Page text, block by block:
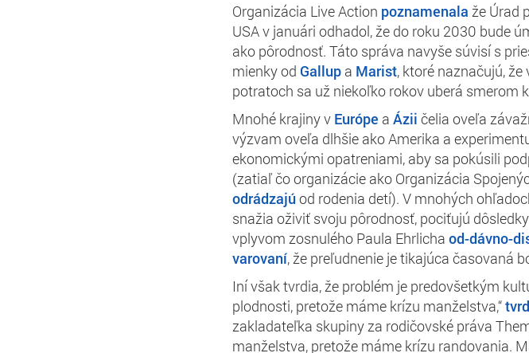
Organizácia Live Action poznamenala že Úrad
USA v januári odhadol, že do roku 2030 bude
ako pôrodnosť. Táto správa navyše súvisí s
mienky od Gallup a Marist, ktoré naznačujú,
potratoch sa už niekoľko rokov uberá smerom
Mnohé krajiny v Európe a Ázii čelia oveľa
výzvam oveľa dlhšie ako Amerika a
ekonomickými opatreniami, aby sa pokúsili
(zatiaľ čo organizácie ako Organizácia
odrádzajú od rodenia detí). V mnohých
snažia oživiť svoju pôrodnosť, pociťujú
vplyvom zosnulého Paula Ehrlicha od-dávno-
varovaní, že preľudnenie je tikajúca časovaná
Iní však tvrdia, že problém je predovšetkým
plodnosti, pretože máme krízu manželstva,“
zakladateľka skupiny za rodičovské práva
manželstva, pretože máme krízu randovania.